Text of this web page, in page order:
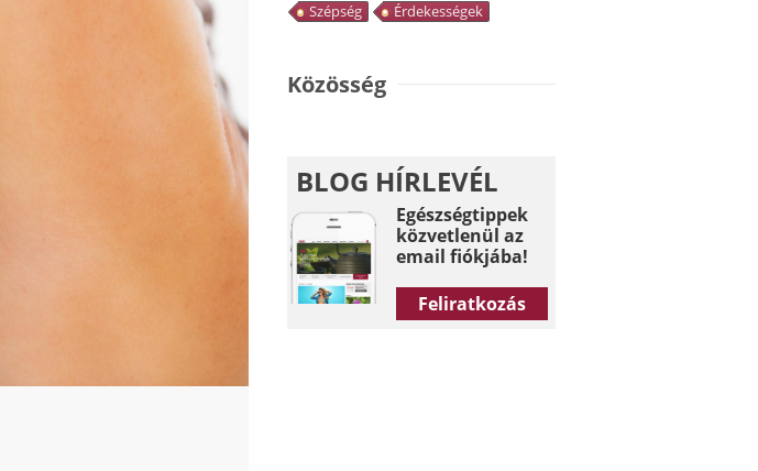
Szépség
Érdekességek
Közösség
BLOG HÍRLEVÉL
Egészségtippek
közvetlenül az
email fiókjába!
Feliratkozás